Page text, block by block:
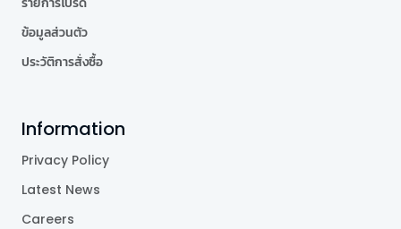
ข้อมูลส่วนตัว
ประวัติการสั่งซื้อ
Information
Privacy Policy
Latest News
Careers